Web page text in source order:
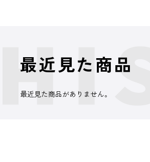
最近見た商品
最近見た商品がありません。